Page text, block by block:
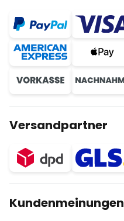
Versandpartner
Kundenmeinungen